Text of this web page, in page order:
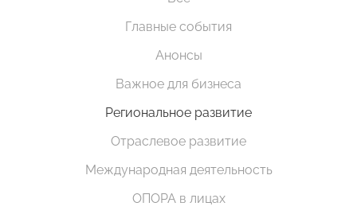
Главные события
Анонсы
Важное для бизнеса
Региональное развитие
Отраслевое развитие
Международная деятельность
ОПОРА в лицах